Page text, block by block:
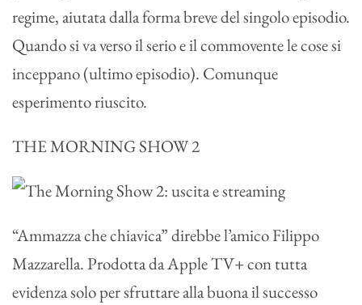
regime, aiutata dalla forma breve del singolo episodio.
Quando si va verso il serio e il commovente le cose si
inceppano (ultimo episodio). Comunque
esperimento riuscito.
THE MORNING SHOW 2
“Ammazza che chiavica” direbbe l’amico Filippo
Mazzarella. Prodotta da Apple TV+ con tutta
evidenza solo per sfruttare alla buona il successo